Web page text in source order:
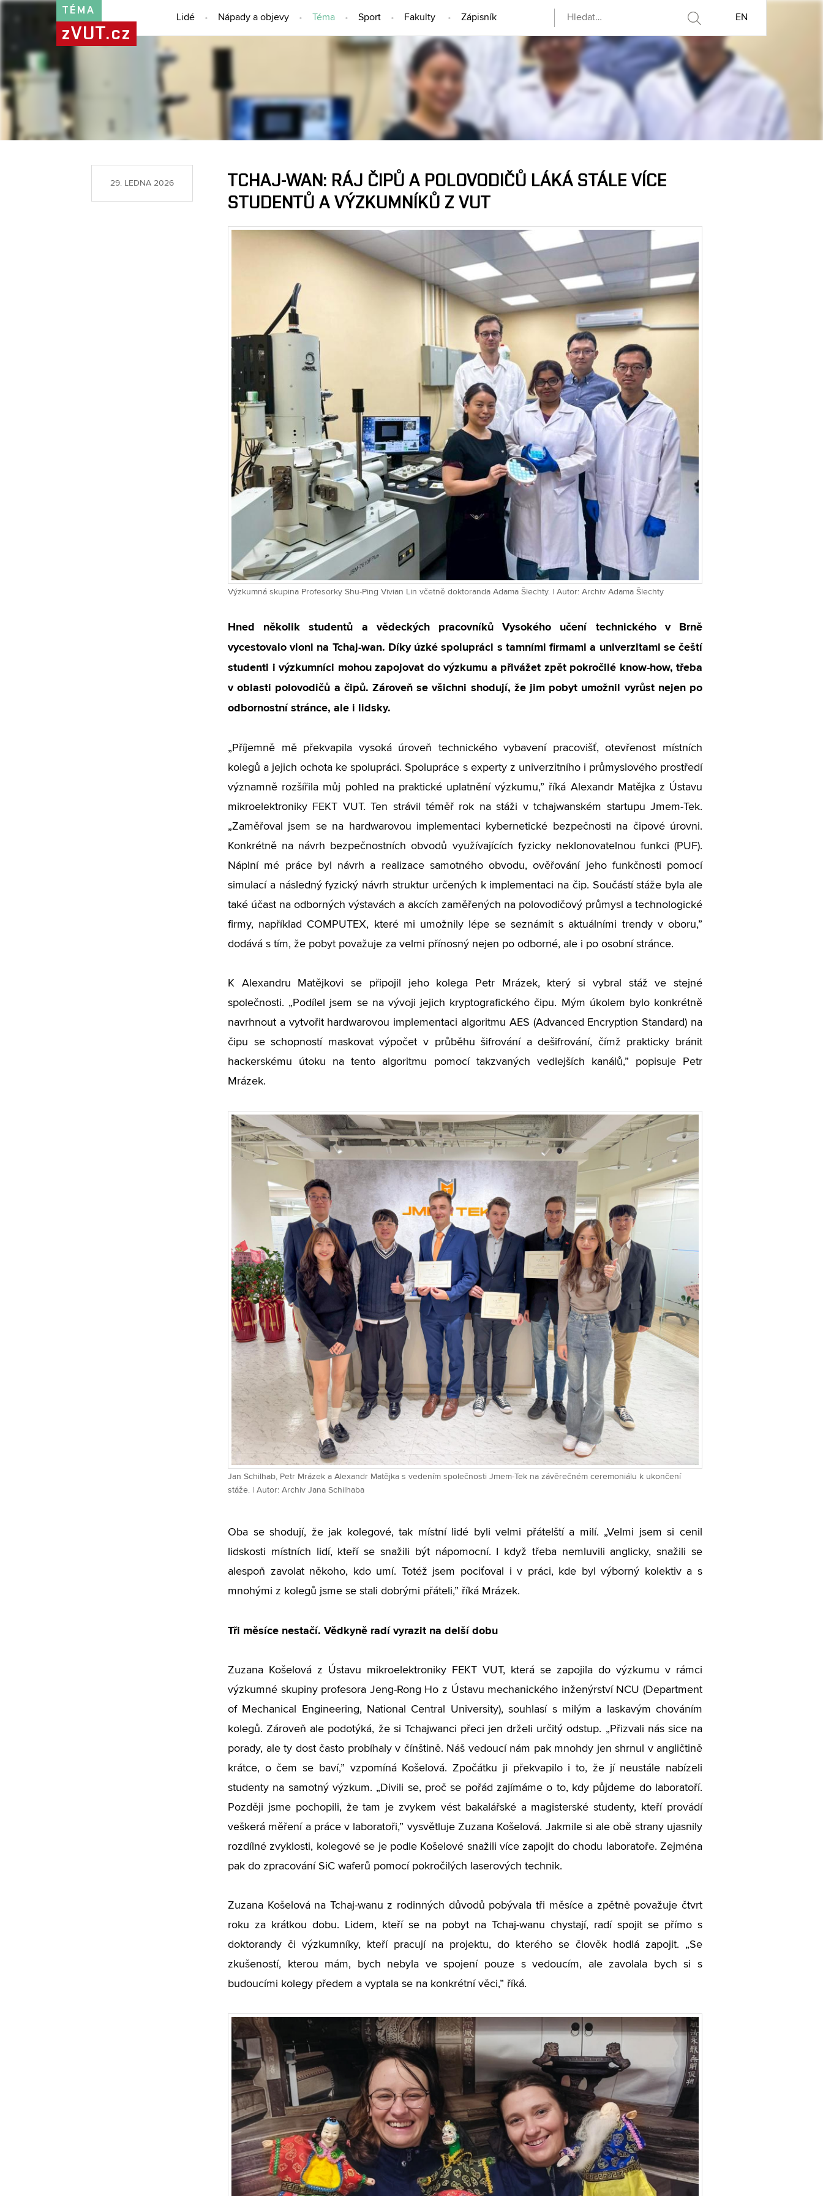
TÉMA
zVUT.cz
Lidé Nápady a objevy Téma Sport Fakulty Zápisník EN
TÉMA
29. LEDNA 2026
TCHAJ-WAN: RÁJ ČIPŮ A POLOVODIČŮ LÁKÁ STÁLE VÍCE
STUDENTŮ A VÝZKUMNÍKŮ Z VUT
Výzkumná skupina Profesorky Shu-Ping Vivian Lin včetně doktoranda Adama Šlechty. | Autor: Archiv Adama Šlechty
Hned několik studentů a vědeckých pracovníků Vysokého učení technického v Brně
vycestovalo vloni na Tchaj-wan. Díky úzké spolupráci s tamními firmami a univerzitami se čeští
studenti i výzkumníci mohou zapojovat do výzkumu a přivážet zpět pokročilé know-how, třeba
v oblasti polovodičů a čipů. Zároveň se všichni shodují, že jim pobyt umožnil vyrůst nejen po
odbornostní stránce, ale i lidsky.
„Příjemně mě překvapila vysoká úroveň technického vybavení pracovišť, otevřenost místních
kolegů a jejich ochota ke spolupráci. Spolupráce s experty z univerzitního i průmyslového prostředí
významně rozšířila můj pohled na praktické uplatnění výzkumu,” říká Alexandr Matějka z Ústavu
mikroelektroniky FEKT VUT. Ten strávil téměř rok na stáži v tchajwanském startupu Jmem-Tek.
„Zaměřoval jsem se na hardwarovou implementaci kybernetické bezpečnosti na čipové úrovni.
Konkrétně na návrh bezpečnostních obvodů využívajících fyzicky neklonovatelnou funkci (PUF).
Náplní mé práce byl návrh a realizace samotného obvodu, ověřování jeho funkčnosti pomocí
simulací a následný fyzický návrh struktur určených k implementaci na čip. Součástí stáže byla ale
také účast na odborných výstavách a akcích zaměřených na polovodičový průmysl a technologické
firmy, například COMPUTEX, které mi umožnily lépe se seznámit s aktuálními trendy v oboru,”
dodává s tím, že pobyt považuje za velmi přínosný nejen po odborné, ale i po osobní stránce.
K Alexandru Matějkovi se připojil jeho kolega Petr Mrázek, který si vybral stáž ve stejné
společnosti. „Podílel jsem se na vývoji jejich kryptografického čipu. Mým úkolem bylo konkrétně
navrhnout a vytvořit hardwarovou implementaci algoritmu AES (Advanced Encryption Standard) na
čipu se schopností maskovat výpočet v průběhu šifrování a dešifrování, čímž prakticky bránit
hackerskému útoku na tento algoritmu pomocí takzvaných vedlejších kanálů,” popisuje Petr
Mrázek.
Jan Schilhab, Petr Mrázek a Alexandr Matějka s vedením společnosti Jmem-Tek na závěrečném ceremoniálu k ukončení
stáže. | Autor: Archiv Jana Schilhaba
Oba se shodují, že jak kolegové, tak místní lidé byli velmi přátelští a milí. „Velmi jsem si cenil
lidskosti místních lidí, kteří se snažili být nápomocní. I když třeba nemluvili anglicky, snažili se
alespoň zavolat někoho, kdo umí. Totéž jsem pociťoval i v práci, kde byl výborný kolektiv a s
mnohými z kolegů jsme se stali dobrými přáteli,” říká Mrázek.
Tři měsíce nestačí. Vědkyně radí vyrazit na delší dobu
Zuzana Košelová z Ústavu mikroelektroniky FEKT VUT, která se zapojila do výzkumu v rámci
výzkumné skupiny profesora Jeng-Rong Ho z Ústavu mechanického inženýrství NCU (Department
of Mechanical Engineering, National Central University), souhlasí s milým a laskavým chováním
kolegů. Zároveň ale podotýká, že si Tchajwanci přeci jen drželi určitý odstup. „Přizvali nás sice na
porady, ale ty dost často probíhaly v čínštině. Náš vedoucí nám pak mnohdy jen shrnul v angličtině
krátce, o čem se baví,” vzpomíná Košelová. Zpočátku ji překvapilo i to, že jí neustále nabízeli
studenty na samotný výzkum. „Divili se, proč se pořád zajímáme o to, kdy půjdeme do laboratoří.
Později jsme pochopili, že tam je zvykem vést bakalářské a magisterské studenty, kteří provádí
veškerá měření a práce v laboratoři,” vysvětluje Zuzana Košelová. Jakmile si ale obě strany ujasnily
rozdílné zvyklosti, kolegové se je podle Košelové snažili více zapojit do chodu laboratoře. Zejména
pak do zpracování SiC waferů pomocí pokročilých laserových technik.
Zuzana Košelová na Tchaj-wanu z rodinných důvodů pobývala tři měsíce a zpětně považuje čtvrt
roku za krátkou dobu. Lidem, kteří se na pobyt na Tchaj-wanu chystají, radí spojit se přímo s
doktorandy či výzkumníky, kteří pracují na projektu, do kterého se člověk hodlá zapojit. „Se
zkušeností, kterou mám, bych nebyla ve spojení pouze s vedoucím, ale zavolala bych si s
budoucími kolegy předem a vyptala se na konkrétní věci,” říká.